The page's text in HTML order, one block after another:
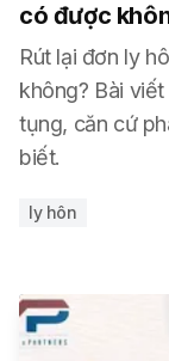
có được
Rút lại đơn ly
không? Bài
tụng, căn cứ
biết.
ly hôn